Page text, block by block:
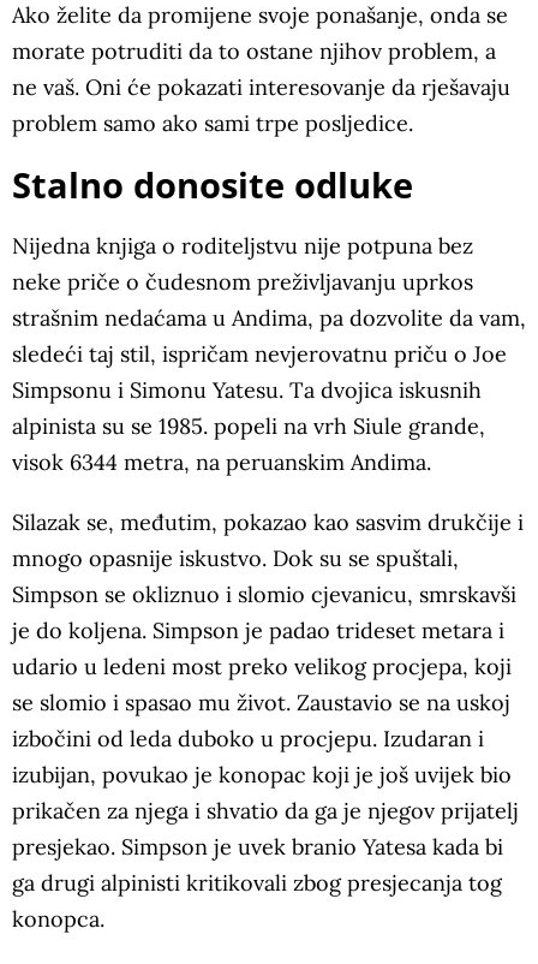
Ako želite da promijene svoje ponašanje, onda se
morate potruditi da to ostane njihov problem, a
ne vaš. Oni će pokazati interesovanje da rješavaju
problem samo ako sami trpe posljedice.
Stalno donosite odluke
Nijedna knjiga o roditeljstvu nije potpuna bez
neke priče o čudesnom preživljavanju uprkos
strašnim nedaćama u Andima, pa dozvolite da vam,
sledeći taj stil, ispričam nevjerovatnu priču o Joe
Simpsonu i Simonu Yatesu. Ta dvojica iskusnih
alpinista su se 1985. popeli na vrh Siule grande,
visok 6344 metra, na peruanskim Andima.
Silazak se, međutim, pokazao kao sasvim drukčije i
mnogo opasnije iskustvo. Dok su se spuštali,
Simpson se okliznuo i slomio cjevanicu, smrskavši
je do koljena. Simpson je padao trideset metara i
udario u ledeni most preko velikog procjepa, koji
se slomio i spasao mu život. Zaustavio se na uskoj
izbočini od leda duboko u procjepu. Izudaran i
izubijan, povukao je konopac koji je još uvijek bio
prikačen za njega i shvatio da ga je njegov prijatelj
presjekao. Simpson je uvek branio Yatesa kada bi
ga drugi alpinisti kritikovali zbog presjecanja tog
konopca.